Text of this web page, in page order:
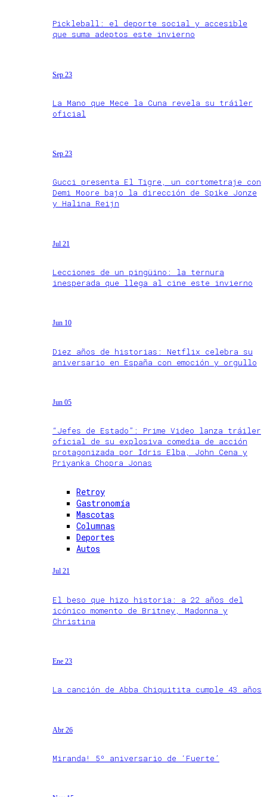
Pickleball: el deporte social y accesible
que suma adeptos este invierno
Sep 23
La Mano que Mece la Cuna revela su tráiler
oficial
Sep 23
Gucci presenta El Tigre, un cortometraje con
Demi Moore bajo la dirección de Spike Jonze
y Halina Reijn
Jul 21
Lecciones de un pingüino: la ternura
inesperada que llega al cine este invierno
Jun 10
Diez años de historias: Netflix celebra su
aniversario en España con emoción y orgullo
Jun 05
“Jefes de Estado”: Prime Video lanza tráiler
oficial de su explosiva comedia de acción
protagonizada por Idris Elba, John Cena y
Priyanka Chopra Jonas
Retroy
Gastronomía
Mascotas
Columnas
Deportes
Autos
Jul 21
El beso que hizo historia: a 22 años del
icónico momento de Britney, Madonna y
Christina
Ene 23
La canción de Abba Chiquitita cumple 43 años
Abr 26
Miranda! 5º aniversario de ‘Fuerte’